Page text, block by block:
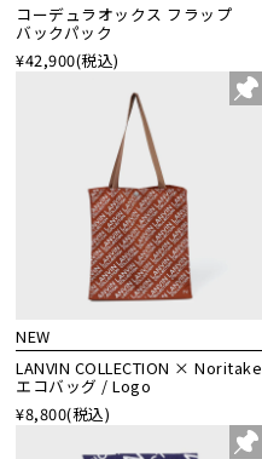
コーデュラオックス フラップ
バックパック
¥42,900(税込)
NEW
LANVIN COLLECTION × Noritake
エコバッグ / Logo
¥8,800(税込)